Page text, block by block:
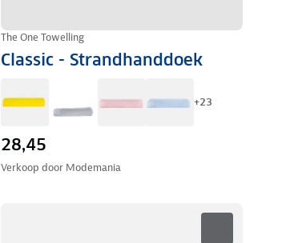
The One Towelling
Classic - Strandhanddoek
+23
28,45
Verkoop door Modemania